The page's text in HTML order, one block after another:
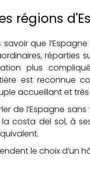
régions
savoir que
réparties
plus
est reconnue
accueillant et
de l’Espagne
costa del sol, à
le choix d’un